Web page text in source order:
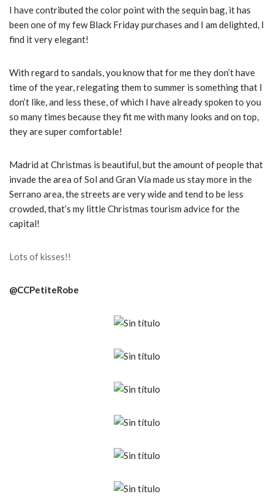
I have contributed the color point with the sequin bag, it has
been one of my few Black Friday purchases and I am delighted, I
find it very elegant!
With regard to sandals, you know that for me they don’t have
time of the year, relegating them to summer is something that I
don’t like, and less these, of which I have already spoken to you
so many times because they fit me with many looks and on top,
they are super comfortable!
Madrid at Christmas is beautiful, but the amount of people that
invade the area of ​​Sol and Gran Vía made us stay more in the
Serrano area, the streets are very wide and tend to be less
crowded, that’s my little Christmas tourism advice for the
capital!
Lots of kisses!!
@CCPetiteRobe